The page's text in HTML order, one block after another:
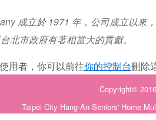
成立於 1971 年，公司成立以
北市政府有著相當大的貢獻。
用者，你可以前往你的控制台刪除
Copyright©
Taipei City Hang-An Seniors' Home